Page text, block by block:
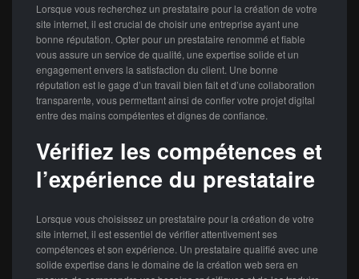
Lorsque vous recherchez un prestataire pour la création de votre
site internet, il est crucial de choisir une entreprise ayant une
bonne réputation. Opter pour un prestataire renommé et fiable
vous assure un service de qualité, une expertise solide et un
engagement envers la satisfaction du client. Une bonne
réputation est le gage d’un travail bien fait et d’une collaboration
transparente, vous permettant ainsi de confier votre projet digital
entre des mains compétentes et dignes de confiance.
Vérifiez les compétences et
l’expérience du prestataire
Lorsque vous choisissez un prestataire pour la création de votre
site internet, il est essentiel de vérifier attentivement ses
compétences et son expérience. Un prestataire qualifié avec une
solide expertise dans le domaine de la création web sera en